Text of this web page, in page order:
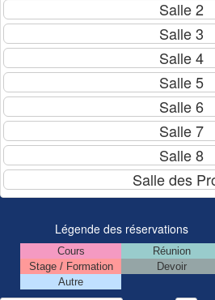
Légende des réservations
Cours
Réunion
Stage / Formation
Devoir
Autre